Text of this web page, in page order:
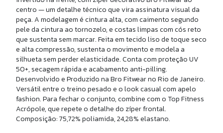
JAQUETA FITNESS TONNER
R$ 459,90
10x deR$ 45,99sem juros
centro — um detalhe técnico que vira assinatura visual da
peça. A modelagem é cintura alta, com caimento segundo
pele da cintura ao tornozelo, e costas limpas com cós reto
que sustenta sem marcar. Feita em tecido liso de toque seco
e alta compressão, sustenta o movimento e modela a
silhueta sem perder elasticidade. Conta com proteção UV
50+, secagem rápida e acabamento anti-pilling.
Desenvolvido e Produzido na Bro Fitwear no Rio de Janeiro.
Versátil entre o treino pesado e o look casual com apelo
fashion. Para fechar o conjunto, combine com o Top Fitness
Acrópole, que repete o detalhe do zíper frontal.
Composição: 75,72% poliamida, 24,28% elastano.